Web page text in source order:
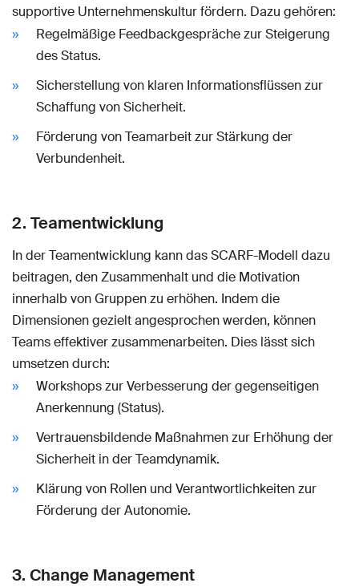
supportive Unternehmenskultur fördern. Dazu gehören:
Regelmäßige Feedbackgespräche zur Steigerung
des Status.
Sicherstellung von klaren Informationsflüssen zur
Schaffung von Sicherheit.
Förderung von Teamarbeit zur Stärkung der
Verbundenheit.
2. Teamentwicklung
In der Teamentwicklung kann das SCARF-Modell dazu
beitragen, den Zusammenhalt und die Motivation
innerhalb von Gruppen zu erhöhen. Indem die
Dimensionen gezielt angesprochen werden, können
Teams effektiver zusammenarbeiten. Dies lässt sich
umsetzen durch:
Workshops zur Verbesserung der gegenseitigen
Anerkennung (Status).
Vertrauensbildende Maßnahmen zur Erhöhung der
Sicherheit in der Teamdynamik.
Klärung von Rollen und Verantwortlichkeiten zur
Förderung der Autonomie.
3. Change Management